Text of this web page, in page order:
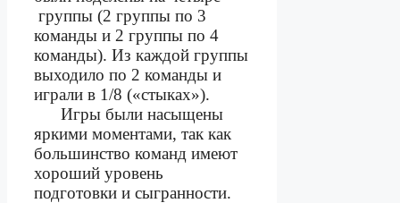
группы (2 группы по 3
команды и 2 группы по 4
команды). Из каждой группы
выходило по 2 команды и
играли в 1/8 («стыках»).
Игры были насыщены
яркими моментами, так как
большинство команд имеют
хороший уровень
подготовки и сыгранности.